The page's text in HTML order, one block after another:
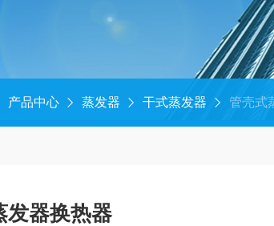
产品中心 蒸发器 干式蒸发器 管壳式
发器换热器